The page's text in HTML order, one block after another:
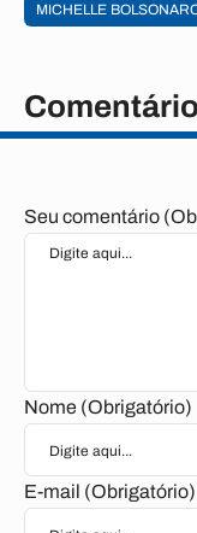
MICHELLE
Seu comentário
Nome (Obrigatório)
E-mail (Obrigatório)